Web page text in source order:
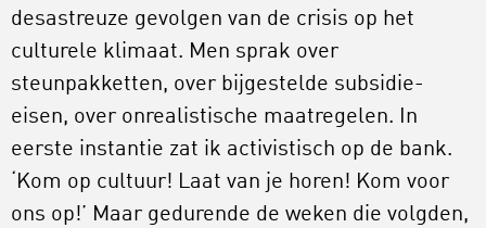
desastreuze gevolgen van de crisis op het
culturele klimaat. Men sprak over
steunpakketten, over bijgestelde subsidie-
eisen, over onrealistische maatregelen. In
eerste instantie zat ik activistisch op de bank.
‘Kom op cultuur! Laat van je horen! Kom voor
ons op!’ Maar gedurende de weken die volgden,